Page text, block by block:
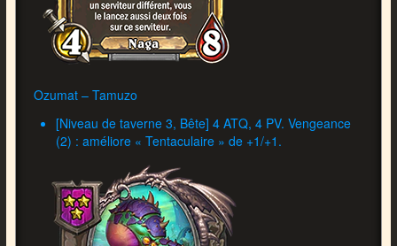
Ozumat – Tamuzo
[Niveau de taverne 3, Bête] 4 ATQ, 4 PV. Vengeance
(2) : améliore « Tentaculaire » de +1/+1.